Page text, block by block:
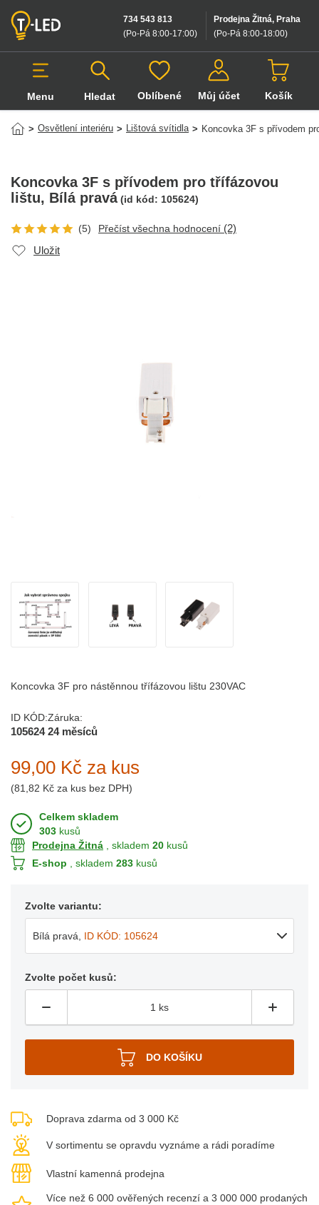
Prodejna Žitná, Praha
(Po-Pá 8:00-18:00)
734 543 813
(Po-Pá 8:00-17:00)
Menu Hledat
Hledat v produktech
Oblíbené Můj účet Košík
> Osvětlení interiéru > Lištová svítidla > Koncovka 3F s přívodem
Koncovka 3F s přívodem pro třífázovou
lištu, Bílá pravá (id kód: 105624)
(5) Přečíst všechna hodnocení (2)
Uložit
Koncovka 3F pro nástěnnou třífázovou lištu 230VAC
ID KÓD:
105624
Záruka:
24 měsíců
99,00 Kč za kus
(81,82 Kč za kus bez DPH)
Celkem skladem
303 kusů
Prodejna Žitná , skladem 20 kusů
E-shop , skladem 283 kusů
Zvolte variantu:
Bílá pravá, ID KÓD: 105624
Zvolte počet kusů:
Doprava zdarma od 3 000 Kč
V sortimentu se opravdu vyznáme a rádi poradíme
Vlastní kamenná prodejna
Více než 6 000 ověřených recenzí a 3 000 000 prodaných